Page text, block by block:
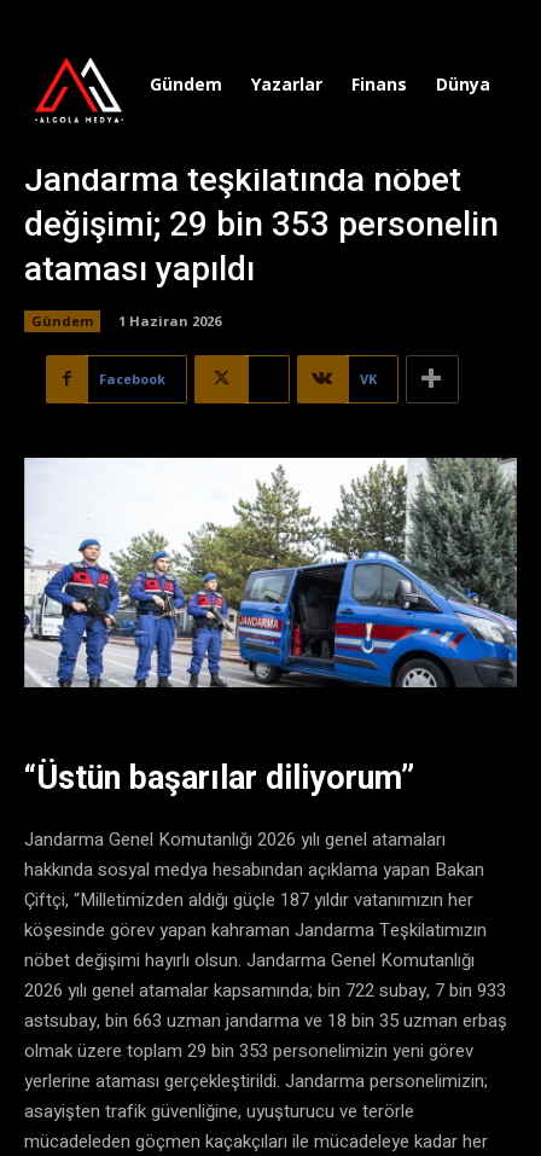
Gündem Yazarlar Finans Dünya
Jandarma teşkilatında nöbet
değişimi; 29 bin 353 personelin
ataması yapıldı
Gündem 1 Haziran 2026
Facebook VK
“Üstün başarılar diliyorum”
Jandarma Genel Komutanlığı 2026 yılı genel atamaları
hakkında sosyal medya hesabından açıklama yapan Bakan
Çiftçi, “Milletimizden aldığı güçle 187 yıldır vatanımızın her
köşesinde görev yapan kahraman Jandarma Teşkilatımızın
nöbet değişimi hayırlı olsun. Jandarma Genel Komutanlığı
2026 yılı genel atamalar kapsamında; bin 722 subay, 7 bin 933
astsubay, bin 663 uzman jandarma ve 18 bin 35 uzman erbaş
olmak üzere toplam 29 bin 353 personelimizin yeni görev
yerlerine ataması gerçekleştirildi. Jandarma personelimizin;
asayişten trafik güvenliğine, uyuşturucu ve terörle
mücadeleden göçmen kaçakçıları ile mücadeleye kadar her